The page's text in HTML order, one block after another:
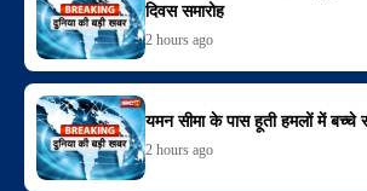
दिवस समारोह
2 hours ago
यमन सीमा के पास हूती हमलों में
2 hours ago